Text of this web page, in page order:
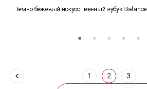
Темно-бежевый искусственный нубук Balance
1 2 3